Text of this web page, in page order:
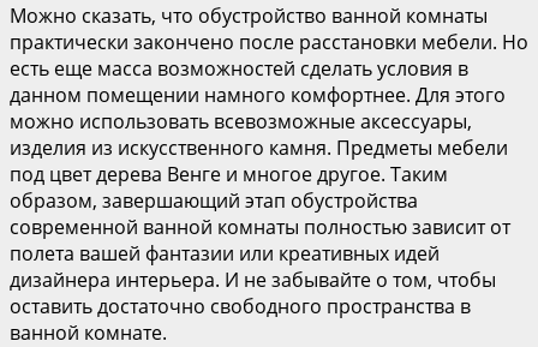
Можно сказать, что обустройство ванной комнаты
практически закончено после расстановки мебели. Но
есть еще масса возможностей сделать условия в
данном помещении намного комфортнее. Для этого
можно использовать всевозможные аксессуары,
изделия из искусственного камня. Предметы мебели
под цвет дерева Венге и многое другое. Таким
образом, завершающий этап обустройства
современной ванной комнаты полностью зависит от
полета вашей фантазии или креативных идей
дизайнера интерьера. И не забывайте о том, чтобы
оставить достаточно свободного пространства в
ванной комнате.